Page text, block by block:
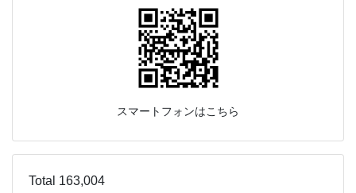
スマートフォンはこちら
Total 163,004